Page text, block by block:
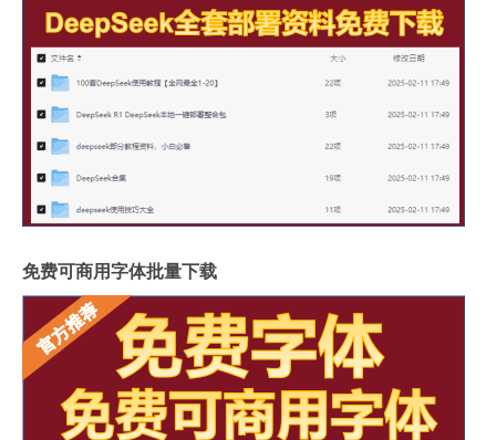
免费可商用字体批量下载